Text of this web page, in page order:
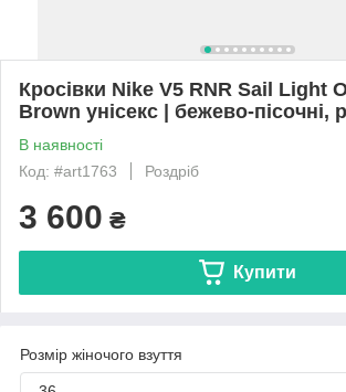
Кросівки Nike V5 RNR Sail Light
Brown унісекс | бежево-пісочні,
В наявності
Код: #art1763
Роздріб
3 600 ₴
Купити
Розмір жіночого взуття